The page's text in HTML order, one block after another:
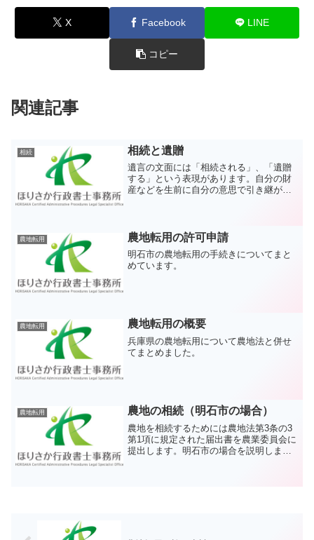
X Facebook LINE
コピー
関連記事
相続 相続と遺贈
遺言の文面には「相続される」、「遺贈
する」という表現があります。自分の財
産などを生前に自分の意思で引き継がせ
れぞれ意味が異なります。
農地転用 農地転用の許可申請
明石市の農地転用の手続きについてまと
めています。
農地転用 農地転用の概要
兵庫県の農地転用について農地法と併せ
てまとめました。
農地転用 農地の相続（明石市の場合）
農地を相続するためには農地法第3条の3
第1項に規定された届出書を農業委員会に
提出します。明石市の場合を説明しま